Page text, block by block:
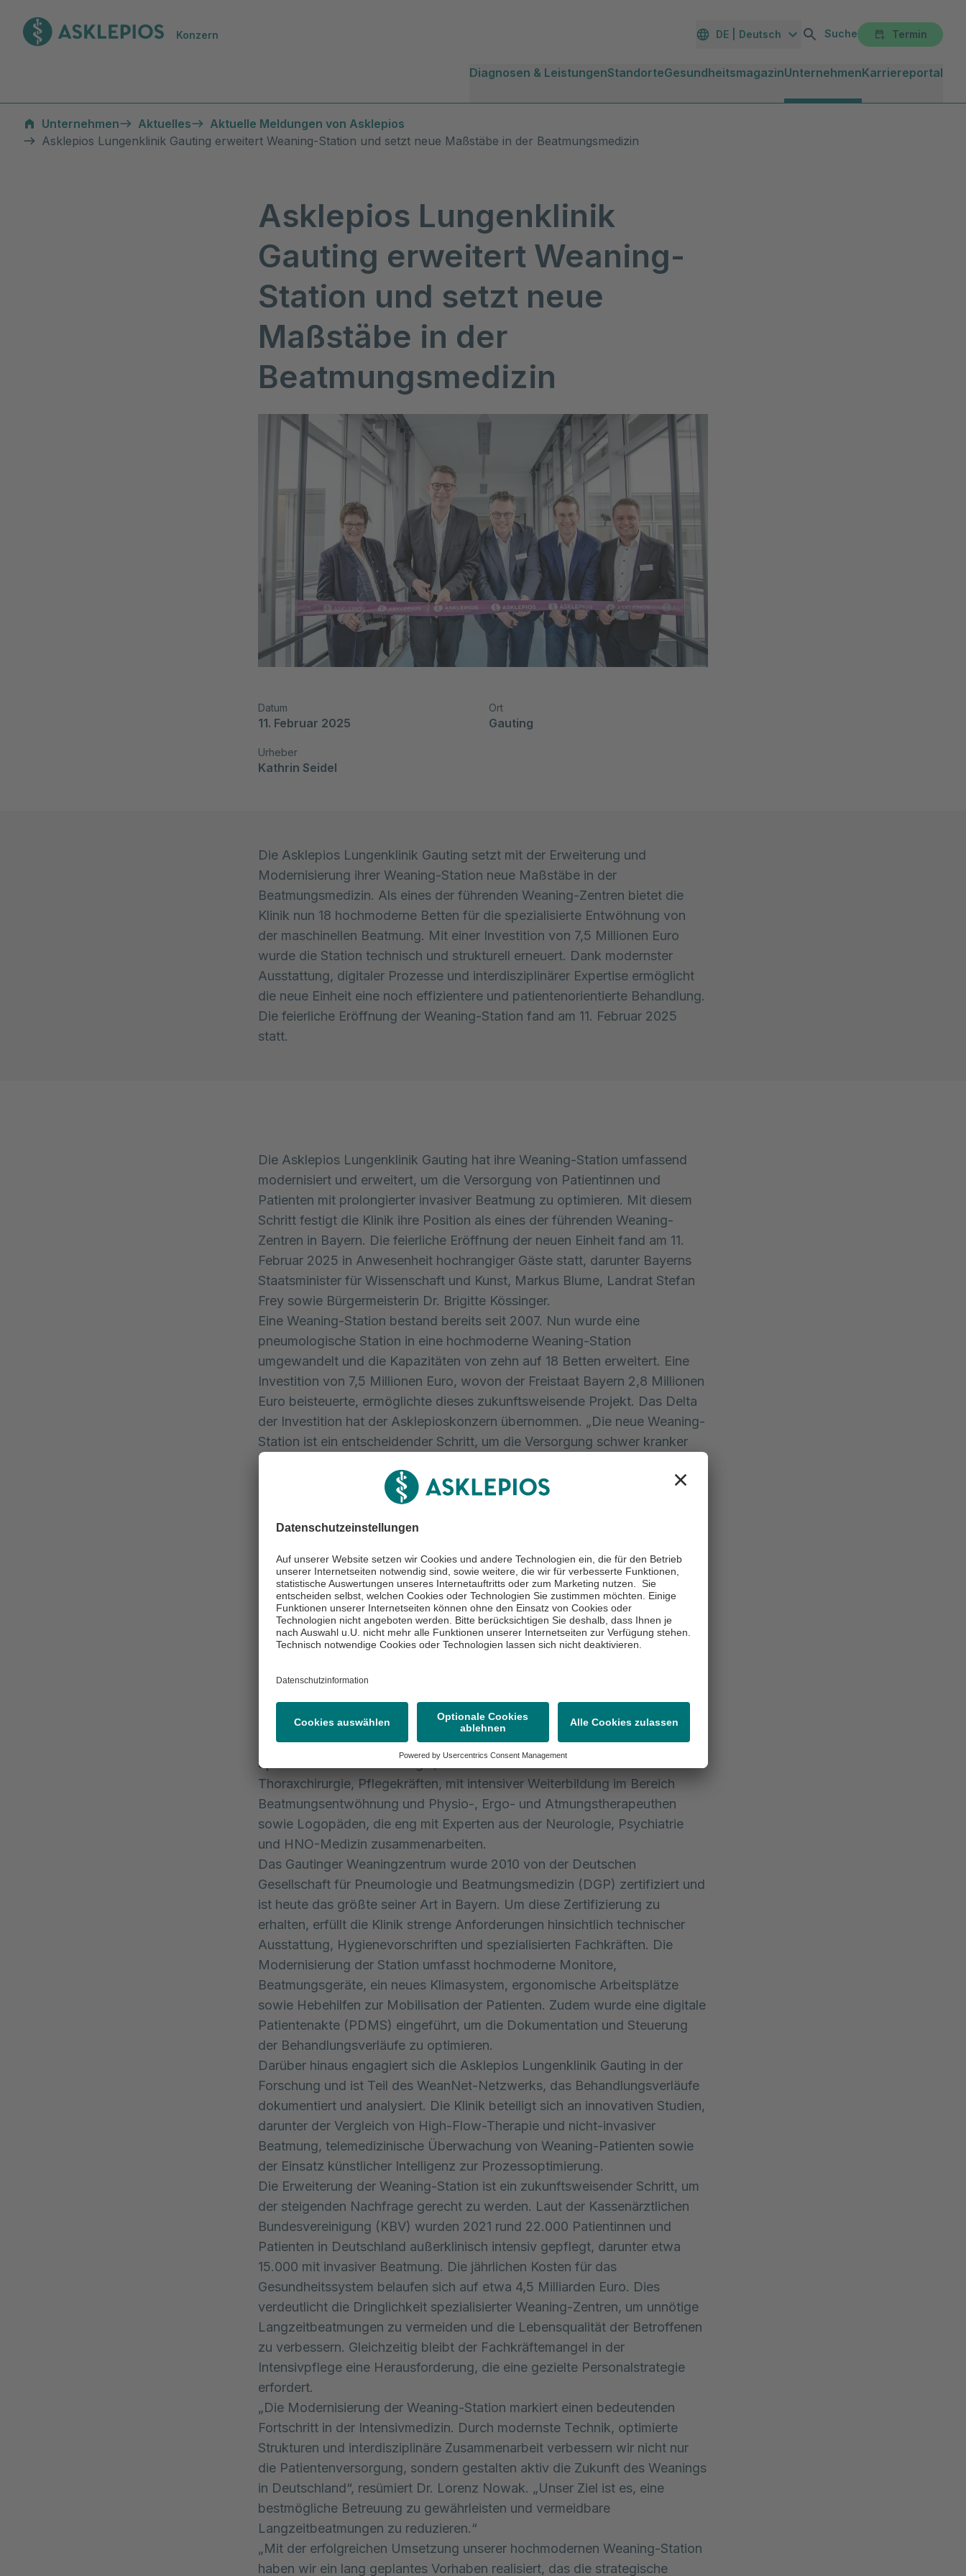
Konzern DE | Deutsch Suche Termin
Diagnosen & LeistungenStandorteGesundheitsmagazinUnternehmenKarriereportal
Unternehmen Aktuelles
Aktuelle Meldungen von Asklepios
Asklepios Lungenklinik Gauting erweitert Weaning-Station und setzt neue Maßstäbe in der Beatmungsmedizin
Asklepios Lungenklinik
Gauting erweitert Weaning-
Station und setzt neue
Maßstäbe in der
Beatmungsmedizin
Datum
11. Februar 2025
Ort
Gauting
Urheber
Kathrin Seidel
Die Asklepios Lungenklinik Gauting setzt mit der Erweiterung und
Modernisierung ihrer Weaning-Station neue Maßstäbe in der
Beatmungsmedizin. Als eines der führenden Weaning-Zentren bietet die
Klinik nun 18 hochmoderne Betten für die spezialisierte Entwöhnung von
der maschinellen Beatmung. Mit einer Investition von 7,5 Millionen Euro
wurde die Station technisch und strukturell erneuert. Dank modernster
Ausstattung, digitaler Prozesse und interdisziplinärer Expertise ermöglicht
die neue Einheit eine noch effizientere und patientenorientierte Behandlung.
Die feierliche Eröffnung der Weaning-Station fand am 11. Februar 2025
statt.
Die Asklepios Lungenklinik Gauting hat ihre Weaning-Station umfassend
modernisiert und erweitert, um die Versorgung von Patientinnen und
Patienten mit prolongierter invasiver Beatmung zu optimieren. Mit diesem
Schritt festigt die Klinik ihre Position als eines der führenden Weaning-
Zentren in Bayern. Die feierliche Eröffnung der neuen Einheit fand am 11.
Februar 2025 in Anwesenheit hochrangiger Gäste statt, darunter Bayerns
Staatsminister für Wissenschaft und Kunst, Markus Blume, Landrat Stefan
Frey sowie Bürgermeisterin Dr. Brigitte Kössinger.
Eine Weaning-Station bestand bereits seit 2007. Nun wurde eine
pneumologische Station in eine hochmoderne Weaning-Station
umgewandelt und die Kapazitäten von zehn auf 18 Betten erweitert. Eine
Investition von 7,5 Millionen Euro, wovon der Freistaat Bayern 2,8 Millionen
Euro beisteuerte, ermöglichte dieses zukunftsweisende Projekt. Das Delta
der Investition hat der Asklepioskonzern übernommen. „Die neue Weaning-
Station ist ein entscheidender Schritt, um die Versorgung schwer kranker
und exzellenter medizinischer Expertise bieten wir hier eine optimale
Behandlung auf höchstem Niveau“, betont Dr. Lorenz Nowak, Chefarzt für
Intensiv-, Schlaf- und Beatmungsmedizin.
schrittweisen Entwöhnung von der maschinellen Beatmung. Diese Phase ist
entscheidend, um Komplikationen zu minimieren und den
Genesungsprozess nachhaltig zu fördern. Der Prozess gliedert sich in
mehrere Schritte: 1) Akutversorgung auf der Intensivstation, d.h. Patienten
werden initial auf der Intensivstation stabilisiert, 2) Die schrittweise
Weaning-Station und 3) Der Übergang in die Langzeitbeatmung oder
Entlassung: Je nach Zustand werden Patienten in eine Reha-Klinik verlegt
oder für die außerklinische Versorgung vorbereitet. Die interdisziplinäre
Zusammenarbeit spielt dabei eine zentrale Rolle. Das Team besteht aus
Spezialisten der Pneumologie, Intensiv- und Notfallmedizin sowie
Thoraxchirurgie, Pflegekräften, mit intensiver Weiterbildung im Bereich
Beatmungsentwöhnung und Physio-, Ergo- und Atmungstherapeuthen
sowie Logopäden, die eng mit Experten aus der Neurologie, Psychiatrie
und HNO-Medizin zusammenarbeiten.
Das Gautinger Weaningzentrum wurde 2010 von der Deutschen
Gesellschaft für Pneumologie und Beatmungsmedizin (DGP) zertifiziert und
ist heute das größte seiner Art in Bayern. Um diese Zertifizierung zu
erhalten, erfüllt die Klinik strenge Anforderungen hinsichtlich technischer
Ausstattung, Hygienevorschriften und spezialisierten Fachkräften. Die
Modernisierung der Station umfasst hochmoderne Monitore,
Beatmungsgeräte, ein neues Klimasystem, ergonomische Arbeitsplätze
sowie Hebehilfen zur Mobilisation der Patienten. Zudem wurde eine digitale
Patientenakte (PDMS) eingeführt, um die Dokumentation und Steuerung
der Behandlungsverläufe zu optimieren.
Darüber hinaus engagiert sich die Asklepios Lungenklinik Gauting in der
Forschung und ist Teil des WeanNet-Netzwerks, das Behandlungsverläufe
dokumentiert und analysiert. Die Klinik beteiligt sich an innovativen Studien,
darunter der Vergleich von High-Flow-Therapie und nicht-invasiver
Beatmung, telemedizinische Überwachung von Weaning-Patienten sowie
der Einsatz künstlicher Intelligenz zur Prozessoptimierung.
Die Erweiterung der Weaning-Station ist ein zukunftsweisender Schritt, um
der steigenden Nachfrage gerecht zu werden. Laut der Kassenärztlichen
Bundesvereinigung (KBV) wurden 2021 rund 22.000 Patientinnen und
Patienten in Deutschland außerklinisch intensiv gepflegt, darunter etwa
15.000 mit invasiver Beatmung. Die jährlichen Kosten für das
Gesundheitssystem belaufen sich auf etwa 4,5 Milliarden Euro. Dies
verdeutlicht die Dringlichkeit spezialisierter Weaning-Zentren, um unnötige
Langzeitbeatmungen zu vermeiden und die Lebensqualität der Betroffenen
zu verbessern. Gleichzeitig bleibt der Fachkräftemangel in der
Intensivpflege eine Herausforderung, die eine gezielte Personalstrategie
erfordert.
„Die Modernisierung der Weaning-Station markiert einen bedeutenden
Fortschritt in der Intensivmedizin. Durch modernste Technik, optimierte
Strukturen und interdisziplinäre Zusammenarbeit verbessern wir nicht nur
die Patientenversorgung, sondern gestalten aktiv die Zukunft des Weanings
in Deutschland“, resümiert Dr. Lorenz Nowak. „Unser Ziel ist es, eine
bestmögliche Betreuung zu gewährleisten und vermeidbare
Langzeitbeatmungen zu reduzieren.“
„Mit der erfolgreichen Umsetzung unserer hochmodernen Weaning-Station
haben wir ein lang geplantes Vorhaben realisiert, das die strategische